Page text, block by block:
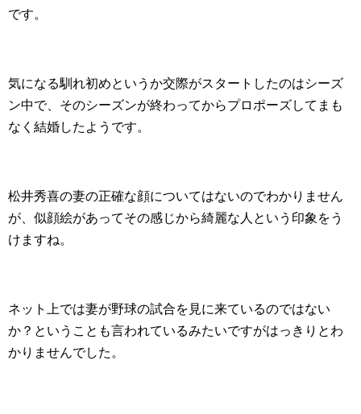
です。
気になる馴れ初めというか交際がスタートしたのはシーズ
ン中で、そのシーズンが終わってからプロポーズしてまも
なく結婚したようです。
松井秀喜の妻の正確な顔についてはないのでわかりません
が、似顔絵があってその感じから綺麗な人という印象をう
けますね。
ネット上では妻が野球の試合を見に来ているのではない
か？ということも言われているみたいですがはっきりとわ
かりませんでした。